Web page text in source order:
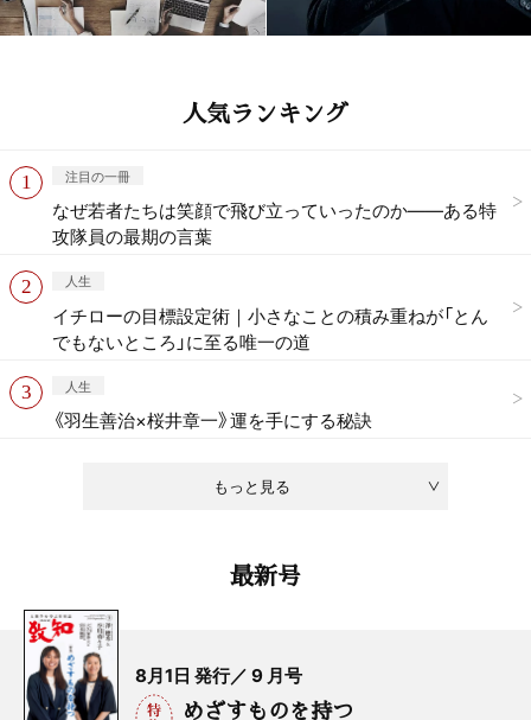
人気ランキング
もっと見る
注目の一冊
なぜ若者たちは笑顔で飛び立っていったのか——ある特
攻隊員の最期の言葉
人生
イチローの目標設定術｜小さなことの積み重ねが「とん
でもないところ」に至る唯一の道
人生
《羽生善治×桜井章一》運を手にする秘訣
最新号
8月1日 発行／ 9 月号
めざすものを持つ